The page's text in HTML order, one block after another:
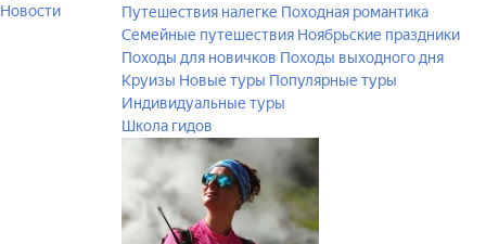
Новости
Путешествия налегке Походная романтика
Семейные путешествия Ноябрьские праздники
Походы для новичков Походы выходного дня
Круизы Новые туры Популярные туры
Индивидуальные туры
Школа гидов